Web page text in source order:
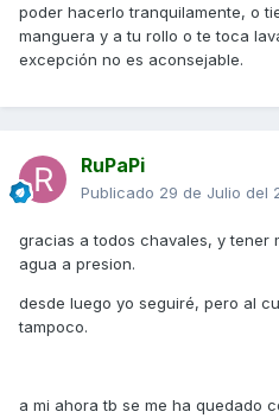
poder hacerlo tranquilamente, o
manguera y a tu rollo o te toca
excepción no es aconsejable.
RuPaPi
Publicado 29 de Julio del
gracias a todos chavales, y tener
agua a presion.
desde luego yo seguiré, pero al
tampoco.
a mi ahora tb se me ha quedado